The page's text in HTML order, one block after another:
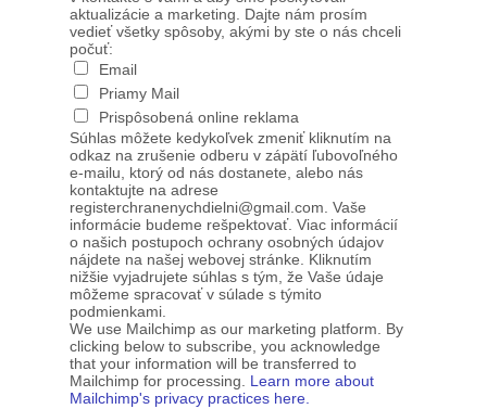
aktualizácie a marketing. Dajte nám prosím
vedieť všetky spôsoby, akými by ste o nás chceli
počuť:
Email
Priamy Mail
Prispôsobená online reklama
Súhlas môžete kedykoľvek zmeniť kliknutím na
odkaz na zrušenie odberu v zápätí ľubovoľného
e-mailu, ktorý od nás dostanete, alebo nás
kontaktujte na adrese
registerchranenychdielni@gmail.com. Vaše
informácie budeme rešpektovať. Viac informácií
o našich postupoch ochrany osobných údajov
nájdete na našej webovej stránke. Kliknutím
nižšie vyjadrujete súhlas s tým, že Vaše údaje
môžeme spracovať v súlade s týmito
podmienkami.
We use Mailchimp as our marketing platform. By
clicking below to subscribe, you acknowledge
that your information will be transferred to
Mailchimp for processing. Learn more about
Mailchimp's privacy practices here.